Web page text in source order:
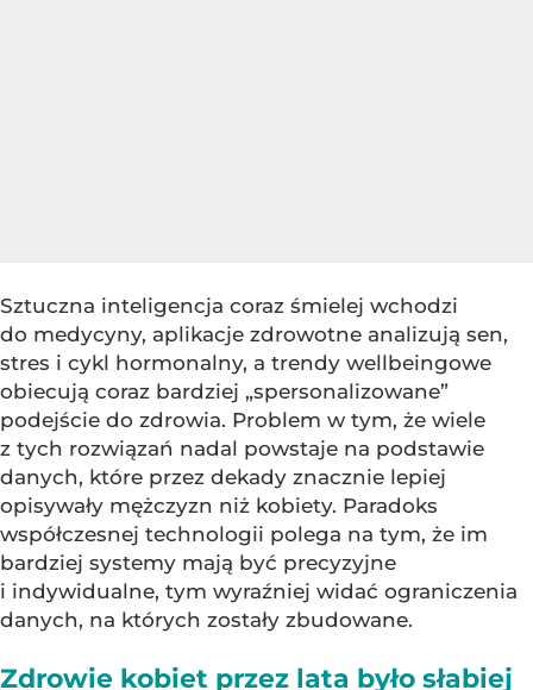
Sztuczna inteligencja coraz śmielej wchodzi
do medycyny, aplikacje zdrowotne analizują sen,
stres i cykl hormonalny, a trendy wellbeingowe
obiecują coraz bardziej „spersonalizowane”
podejście do zdrowia. Problem w tym, że wiele
z tych rozwiązań nadal powstaje na podstawie
danych, które przez dekady znacznie lepiej
opisywały mężczyzn niż kobiety. Paradoks
współczesnej technologii polega na tym, że im
bardziej systemy mają być precyzyjne
i indywidualne, tym wyraźniej widać ograniczenia
danych, na których zostały zbudowane.
Zdrowie kobiet przez lata było słabiej